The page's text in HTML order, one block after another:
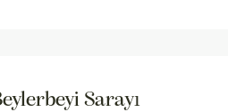
Sarayı